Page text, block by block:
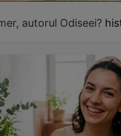
autorul Odiseei?